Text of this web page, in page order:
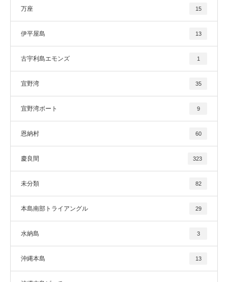
万座 15
伊平屋島 13
古宇利島エモンズ 1
宜野湾 35
宜野湾ボート 9
恩納村 60
慶良間 323
未分類 82
本島南部トライアングル 29
水納島 3
沖縄本島 13